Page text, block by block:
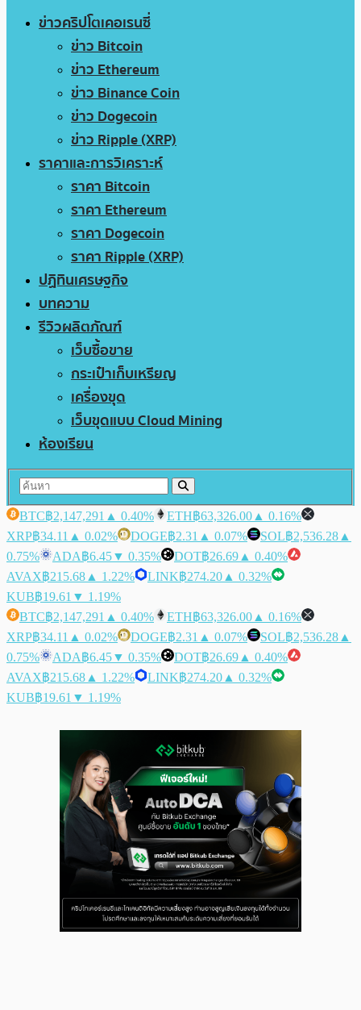
ข่าวคริปโตเคอเรนซี่
ข่าว Bitcoin
ข่าว Ethereum
ข่าว Binance Coin
ข่าว Dogecoin
ข่าว Ripple (XRP)
ราคาและการวิเคราะห์
ราคา Bitcoin
ราคา Ethereum
ราคา Dogecoin
ราคา Ripple (XRP)
ปฏิทินเศรษฐกิจ
บทความ
รีวิวผลิตภัณฑ์
เว็บซื้อขาย
กระเป๋าเก็บเหรียญ
เครื่องขุด
เว็บขุดแบบ Cloud Mining
ห้องเรียน
BTC฿2,147,291 ▲ 0.40% ETH฿63,326.00 ▲ 0.16%
XRP฿34.11 ▲ 0.02% DOGE฿2.31 ▲ 0.07% SOL฿2,536.28 ▲
0.75%
ADA฿6.45▼ 0.35% DOT฿26.69 ▲ 0.40%
AVAX฿215.68 ▲ 1.22% LINK฿274.20 ▲ 0.32%
KUB฿19.61 ▼ 1.19%
BTC฿2,147,291 ▲ 0.40% ETH฿63,326.00 ▲ 0.16%
XRP฿34.11 ▲ 0.02% DOGE฿2.31 ▲ 0.07% SOL฿2,536.28 ▲
0.75%
ADA฿6.45▼ 0.35% DOT฿26.69 ▲ 0.40%
AVAX฿215.68 ▲ 1.22% LINK฿274.20 ▲ 0.32%
KUB฿19.61 ▼ 1.19%